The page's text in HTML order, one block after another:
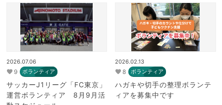
2026.07.06
9 ボランティア
サッカーJ1リーグ「FC東京」
運営ボランティア 8月9月活
2026.02.13
8 ボランティア
ハガキや切手の整理ボランテ
ィアを募集中です